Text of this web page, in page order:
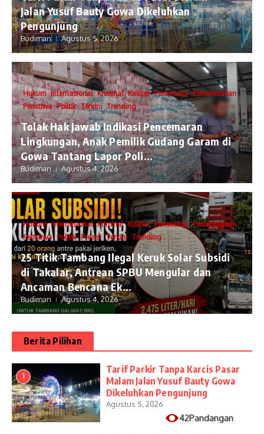
Jalan Yusuf Bauty Gowa Dikeluhkan
Pengunjung
Budiman Agustus 5, 2026
Hukum Internasional Kriminal Kuliner Pariwisata Pemerintahan
Peristiwa Politik Terkini Trending
Tolak Hak Jawab Indikasi Pencemaran
Lingkungan, Anak Pemilik Gudang Garam di
Gowa Tantang Lapor Poli...
Budiman Agustus 4, 2026
Hukum Internasional Kriminal Kuliner Pariwisata Pemerintahan
Peristiwa Politik Presisi Terkini Trending
25 Titik Tambang Ilegal Keruk Solar Subsidi
di Takalar, Antrean SPBU Mengular dan
Ancaman Bencana Ek...
Budiman Agustus 4, 2026
Berita Pilihan
1
Tarif Parkir Tanpa Karcis Pasar
Malam Jalan Yusuf Bauty Gowa
Dikeluhkan Pengunjung
Agustus 5, 2026
42Pandangan